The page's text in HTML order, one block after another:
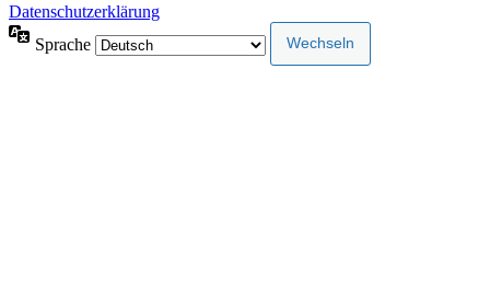
Datenschutzerklärung
Sprache